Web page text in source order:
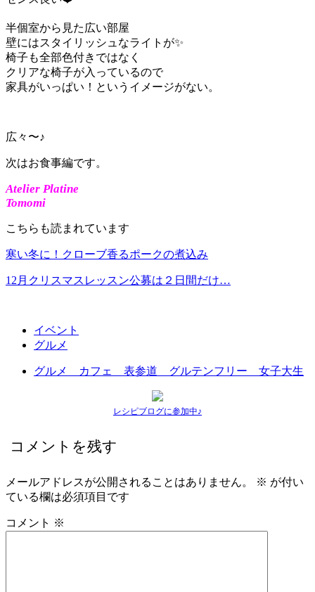
半個室から見た広い部屋
壁にはスタイリッシュなライトが✨
椅子も全部色付きではなく
クリアな椅子が入っているので
家具がいっぱい！というイメージがない。
広々〜♪
次はお食事編です。
Atelier Platine
Tomomi
こちらも読まれています
寒い冬に！クローブ香るポークの煮込み
12月クリスマスレッスン公募は２日間だけ…
イベント
グルメ
グルメ カフェ 表参道 グルテンフリー 女子大生
レシピブログに参加中♪
コメントを残す
メールアドレスが公開されることはありません。 ※ が付い
ている欄は必須項目です
コメント ※